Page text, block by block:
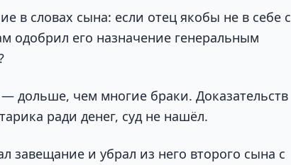
в словах сына: если отец якобы не в себе с
одобрил его назначение генеральным
дольше, чем многие браки. Доказательств
ради денег, суд не нашёл.
завещание и убрал из него второго сына с